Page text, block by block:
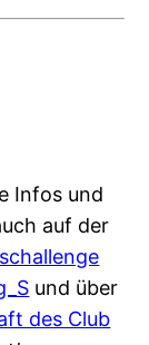
Infos und
auf der
und über
des Club